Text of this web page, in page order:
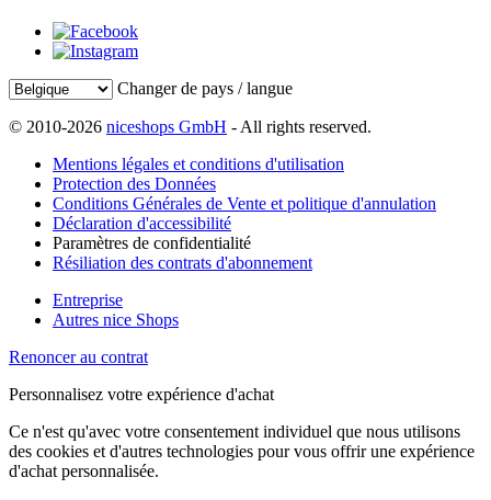
Changer de pays / langue
© 2010-2026 niceshops GmbH - All rights reserved.
Mentions légales et conditions d'utilisation
Protection des Données
Conditions Générales de Vente et politique d'annulation
Déclaration d'accessibilité
Paramètres de confidentialité
Résiliation des contrats d'abonnement
Entreprise
Autres nice Shops
Renoncer au contrat
Personnalisez votre expérience d'achat
Ce n'est qu'avec votre consentement individuel que nous utilisons
des cookies et d'autres technologies pour vous offrir une expérience
d'achat personnalisée.